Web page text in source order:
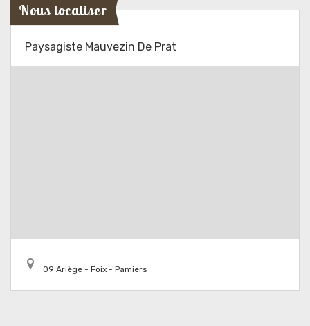
Nous localiser
Paysagiste Mauvezin De Prat
09 Ariège - Foix - Pamiers